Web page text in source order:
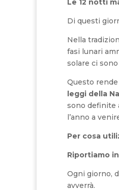
Le 12 notti
Di questi
Nella
fasi lunari
solare ci sono
Questo
leggi della
sono definite
l’anno a
Per cosa
Riportiamo
Ogni giorno,
avverrà.